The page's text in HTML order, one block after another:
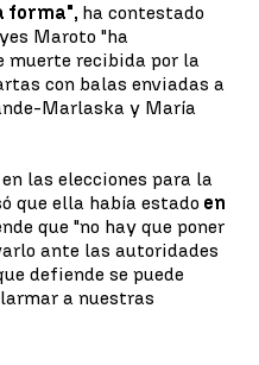
forma", ha contestado
Maroto "ha
muerte recibida por la
con balas enviadas a
Marlaska y María
las elecciones para la
que ella había estado en
que "no hay que poner
ante las autoridades
defiende se puede
a nuestras